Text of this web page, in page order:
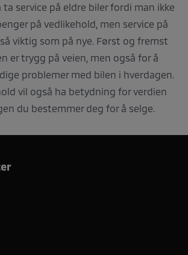
ta service på eldre biler fordi man ikke
på vedlikehold, men service på
viktig som på nye. Først og fremst
er trygg på veien, men også for å
problemer med bilen i hverdagen.
vil også ha betydning for verdien
du bestemmer deg for å selge.